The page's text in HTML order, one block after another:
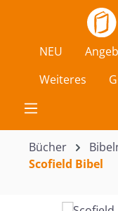
Zum Hauptinhalt
NEU
Weiteres
Bücher
Scofield Bibel
Bildergalerie